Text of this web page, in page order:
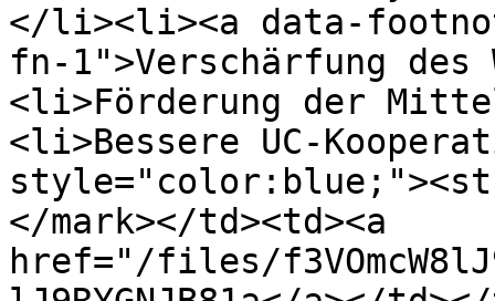
</li><li><a data-
fn-1">Verschärfung
<li>Förderung der
<li>Bessere UC-
</mark></td><td><a
href="/files/